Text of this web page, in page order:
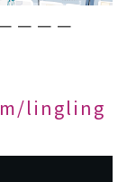
－－－
lingling